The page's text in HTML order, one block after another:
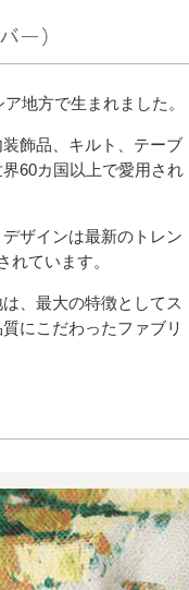
地方で生まれました。
飾品、キルト、テーブ
60カ国以上で愛用され
ザインは最新のトレン
れています。
、最大の特徴としてス
にこだわったファブリ